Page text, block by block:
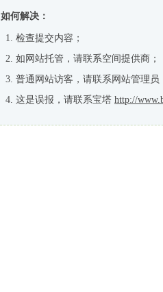
如何解决：
检查提交内容；
如网站托管，请联系空间提供商；
普通网站访客，请联系网站管理员
这是误报，请联系宝塔 http://